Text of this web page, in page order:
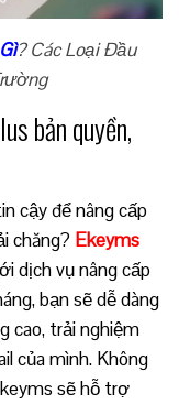
? Các Loại Đầu
bản quyền,
cậy để nâng cấp
chăng? Ekeyms
dịch vụ nâng cấp
bạn sẽ dễ dàng
cao, trải nghiệm
của mình. Không
sẽ hỗ trợ